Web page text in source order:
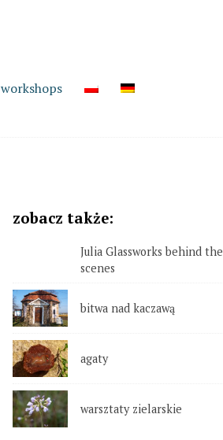
workshops
zobacz także:
Julia Glassworks behind the
scenes
bitwa nad kaczawą
agaty
warsztaty zielarskie